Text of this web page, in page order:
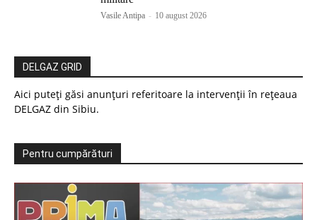
Vasile Antipa - 10 august 2026
DELGAZ GRID
Aici puteți găsi anunțuri referitoare la intervenții în rețeaua
DELGAZ din Sibiu.
Pentru cumpărături